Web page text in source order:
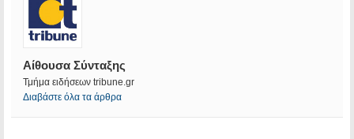
Αίθουσα Σύνταξης
Τμήμα ειδήσεων tribune.gr
Διαβάστε όλα τα άρθρα